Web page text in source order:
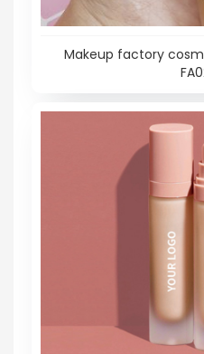
Makeup factory